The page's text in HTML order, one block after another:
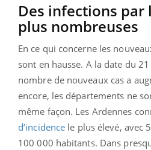
Des infections par
plus nombreuses
En ce qui concerne les
sont en hausse. A la date du
nombre de nouveaux cas a
encore, les départements ne
même façon. Les Ardennes
d’incidence le plus élevé, avec
100 000 habitants. Dans